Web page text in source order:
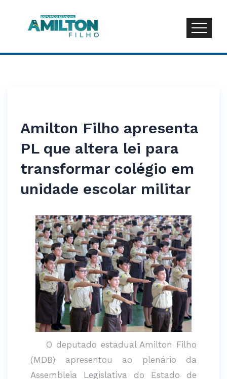
Amilton Filho apresenta
PL que altera lei para
transformar colégio em
unidade escolar militar
O deputado estadual Amilton Filho
(MDB) apresentou ao plenário da
Assembleia Legislativa do Estado de